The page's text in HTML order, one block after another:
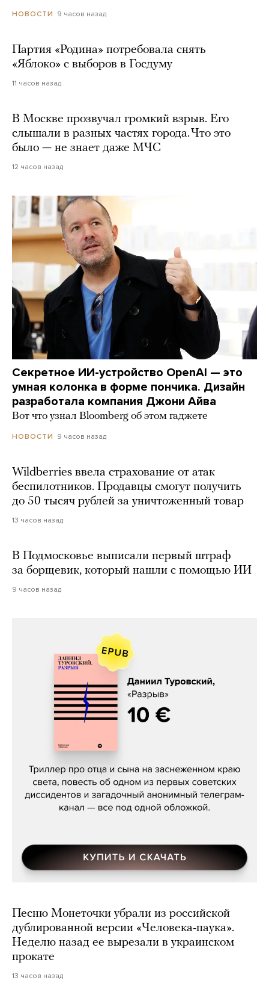
НОВОСТИ 9 часов назад
Партия «Родина» потребовала снять
«Яблоко» с выборов в Госдуму
11 часов назад
В Москве прозвучал громкий взрыв. Его
слышали в разных частях города. Что это
было — не знает даже МЧС
12 часов назад
Секретное ИИ-устройство OpenAI — это
умная колонка в форме пончика. Дизайн
разработала компания Джони Айва
Вот что узнал Bloomberg об этом гаджете
НОВОСТИ 9 часов назад
Wildberries ввела страхование от атак
беспилотников. Продавцы смогут получить
до 50 тысяч рублей за уничтоженный товар
13 часов назад
В Подмосковье выписали первый штраф
за борщевик, который нашли с помощью ИИ
9 часов назад
Даниил Туровский, «Разрыв»
Песню Монеточки убрали из российской
дублированной версии «Человека-паука».
Неделю назад ее вырезали в украинском
прокате
13 часов назад